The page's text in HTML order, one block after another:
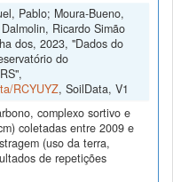
Pablo; Moura-Bueno,
Ricardo Simão
dos, 2023, "Dados do
do
RCYUYZ, SoilData, V1
complexo sortivo e
coletadas entre 2009 e
(uso da terra,
de repetições